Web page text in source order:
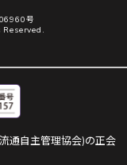
号
通自主管理協会)の正会